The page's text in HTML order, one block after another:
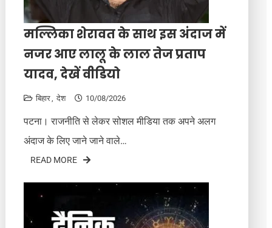
मल्लिका शेरावत के साथ इस अंदाज में
नजर आए लालू के लाल तेज प्रताप
यादव, देखें वीडियो
बिहार देश 10/08/2026
पटना। राजनीति से लेकर सोशल मीडिया तक अपने अलग
अंदाज के लिए जाने जाने वाले…
READ MORE